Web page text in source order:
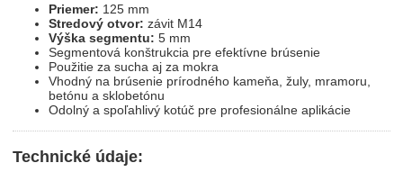
Priemer: 125 mm
Stredový otvor: závit M14
Výška segmentu: 5 mm
Segmentová konštrukcia pre efektívne brúsenie
Použitie za sucha aj za mokra
Vhodný na brúsenie prírodného kameňa, žuly, mramoru,
betónu a sklobetónu
Odolný a spoľahlivý kotúč pre profesionálne aplikácie
Technické údaje: